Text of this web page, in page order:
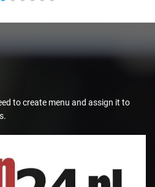
to create menu and assign it to